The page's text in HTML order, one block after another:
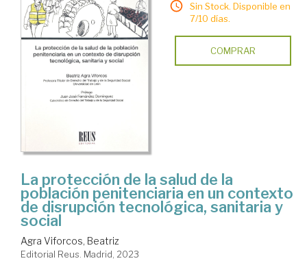
Sin Stock. Disponible en
7/10 días.
COMPRAR
La protección de la salud de la
población penitenciaria en un contexto
de disrupción tecnológica, sanitaria y
social
Agra Viforcos, Beatriz
Editorial Reus. Madrid, 2023